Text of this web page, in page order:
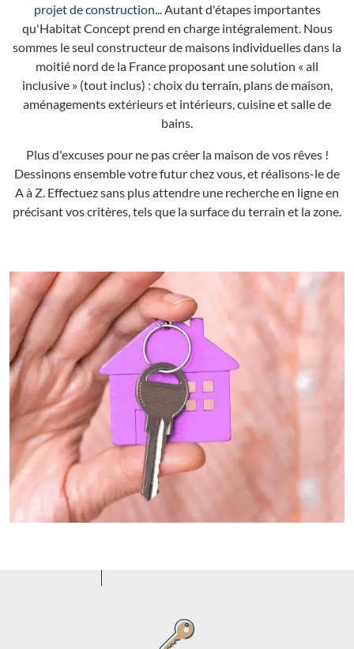
projet de construction... Autant d'étapes importantes
qu'Habitat Concept prend en charge intégralement. Nous
sommes le seul constructeur de maisons individuelles dans la
moitié nord de la France proposant une solution « all
inclusive » (tout inclus) : choix du terrain, plans de maison,
aménagements extérieurs et intérieurs, cuisine et salle de
bains.
Plus d'excuses pour ne pas créer la maison de vos rêves !
Dessinons ensemble votre futur chez vous, et réalisons-le de
A à Z. Effectuez sans plus attendre une recherche en ligne en
précisant vos critères, tels que la surface du terrain et la zone.